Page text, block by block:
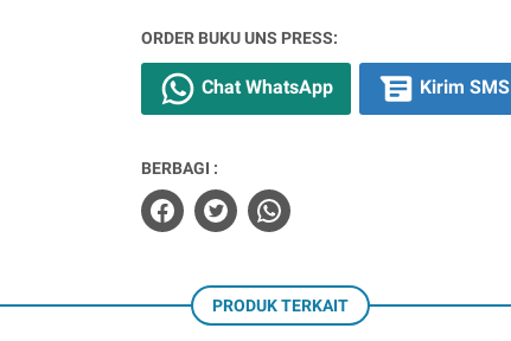
ORDER BUKU UNS PRESS:
Chat WhatsApp Kirim SMS
BERBAGI :
PRODUK TERKAIT